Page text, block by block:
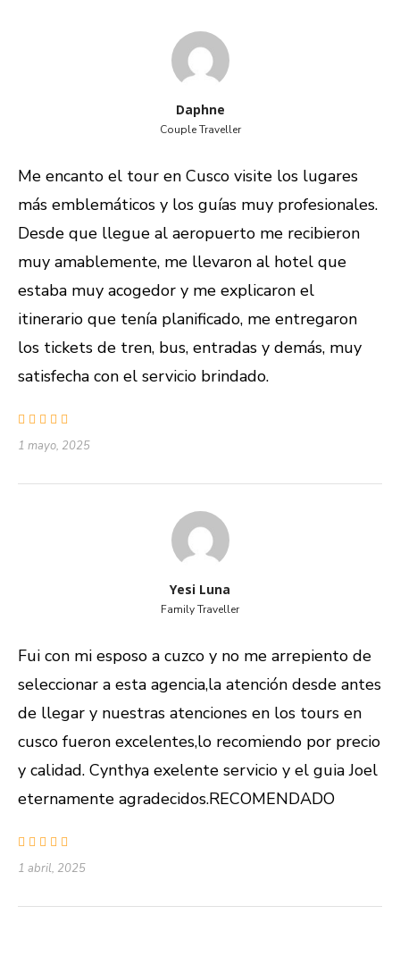
Daphne
Couple Traveller
Me encanto el tour en Cusco visite los lugares
más emblemáticos y los guías muy profesionales.
Desde que llegue al aeropuerto me recibieron
muy amablemente, me llevaron al hotel que
estaba muy acogedor y me explicaron el
itinerario que tenía planificado, me entregaron
los tickets de tren, bus, entradas y demás, muy
satisfecha con el servicio brindado.
1 mayo, 2025
Yesi Luna
Family Traveller
Fui con mi esposo a cuzco y no me arrepiento de
seleccionar a esta agencia,la atención desde antes
de llegar y nuestras atenciones en los tours en
cusco fueron excelentes,lo recomiendo por precio
y calidad. Cynthya exelente servicio y el guia Joel
eternamente agradecidos.RECOMENDADO
1 abril, 2025